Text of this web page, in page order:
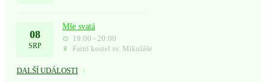
08
SRP
Mše svatá
19:00 - 20:00
Farní kostel sv. Mikuláše
DALŠÍ UDÁLOSTI